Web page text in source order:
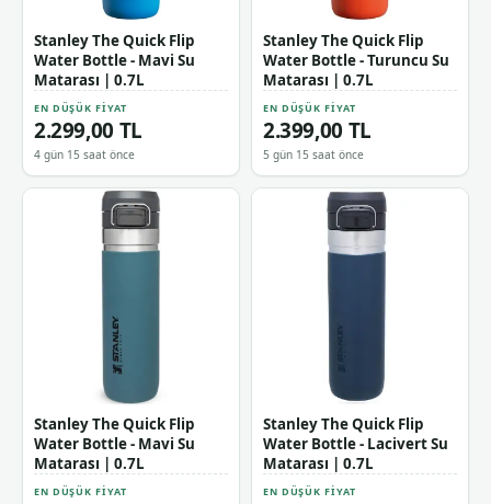
Stanley The Quick Flip
Water Bottle - Mavi Su
Matarası | 0.7L
EN DÜŞÜK FIYAT
2.299,00 TL
4 gün 15 saat önce
Stanley The Quick Flip
Water Bottle - Turuncu Su
Matarası | 0.7L
EN DÜŞÜK FIYAT
2.399,00 TL
5 gün 15 saat önce
Stanley The Quick Flip
Water Bottle - Mavi Su
Matarası | 0.7L
EN DÜŞÜK FIYAT
Stanley The Quick Flip
Water Bottle - Lacivert Su
Matarası | 0.7L
EN DÜŞÜK FIYAT